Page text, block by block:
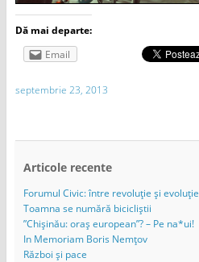
Dă mai departe:
Email
septembrie 23, 2013
Articole recente
Forumul Civic: între revoluție și evoluție
Toamna se numără bicicliștii
”Chișinău: oraș european”? – Pe na*ui!
In Memoriam Boris Nemțov
Război și pace